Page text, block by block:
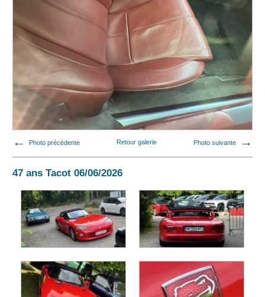
Photo précédente Retour galerie Photo suivante
47 ans Tacot 06/06/2026